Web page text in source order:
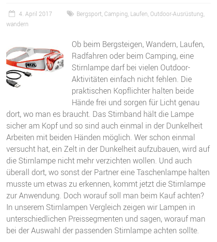
4. April 2017 Bergsport Camping Laufen Outdoor-Ausrüstung
wandern
Ob beim Bergsteigen, Wandern, Laufen,
Radfahren oder beim Camping, eine
Stirnlampe darf bei vielen Outdoor-
Aktivitäten einfach nicht fehlen. Die
praktischen Kopflichter halten beide
Hände frei und sorgen für Licht genau
dort, wo man es braucht. Das Stirnband hält die Lampe
sicher am Kopf und so sind auch einmal in der Dunkelheit
Arbeiten mit beiden Händen möglich. Wer schon einmal
versucht hat, ein Zelt in der Dunkelheit aufzubauen, wird auf
die Stirnlampe nicht mehr verzichten wollen. Und auch
überall dort, wo sonst der Partner eine Taschenlampe halten
musste um etwas zu erkennen, kommt jetzt die Stirnlampe
zur Anwendung. Doch worauf soll man beim Kauf achten?
In unserem Stirnlampen Vergleich zeigen wir Lampen in
unterschiedlichen Preissegmenten und sagen, worauf man
bei der Auswahl der passenden Stirnlampe achten sollte.